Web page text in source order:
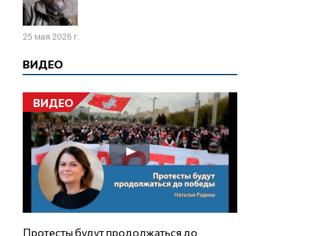
25 мая 2026 г.
ВИДЕО
ВИДЕО
Протесты будут продолжаться до